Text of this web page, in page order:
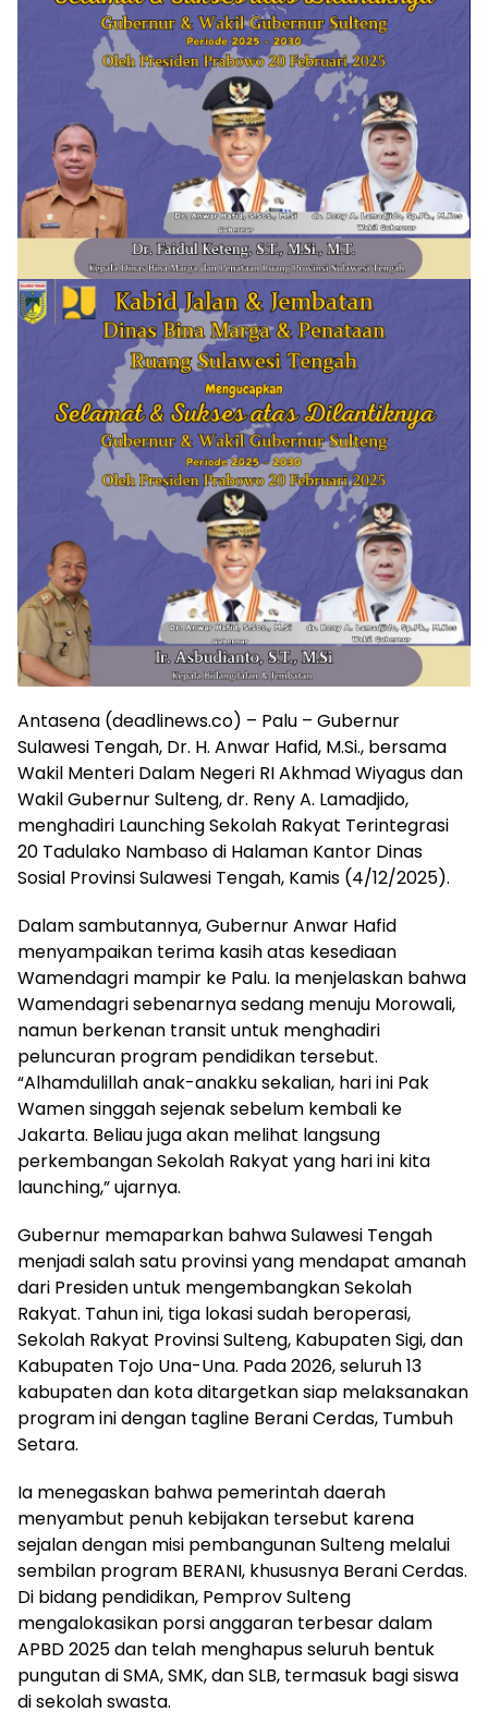
Antasena (deadlinews.co) – Palu – Gubernur
Sulawesi Tengah, Dr. H. Anwar Hafid, M.Si., bersama
Wakil Menteri Dalam Negeri RI Akhmad Wiyagus dan
Wakil Gubernur Sulteng, dr. Reny A. Lamadjido,
menghadiri Launching Sekolah Rakyat Terintegrasi
20 Tadulako Nambaso di Halaman Kantor Dinas
Sosial Provinsi Sulawesi Tengah, Kamis (4/12/2025).
Dalam sambutannya, Gubernur Anwar Hafid
menyampaikan terima kasih atas kesediaan
Wamendagri mampir ke Palu. Ia menjelaskan bahwa
Wamendagri sebenarnya sedang menuju Morowali,
namun berkenan transit untuk menghadiri
peluncuran program pendidikan tersebut.
“Alhamdulillah anak-anakku sekalian, hari ini Pak
Wamen singgah sejenak sebelum kembali ke
Jakarta. Beliau juga akan melihat langsung
perkembangan Sekolah Rakyat yang hari ini kita
launching,” ujarnya.
Gubernur memaparkan bahwa Sulawesi Tengah
menjadi salah satu provinsi yang mendapat amanah
dari Presiden untuk mengembangkan Sekolah
Rakyat. Tahun ini, tiga lokasi sudah beroperasi,
Sekolah Rakyat Provinsi Sulteng, Kabupaten Sigi, dan
Kabupaten Tojo Una-Una. Pada 2026, seluruh 13
kabupaten dan kota ditargetkan siap melaksanakan
program ini dengan tagline Berani Cerdas, Tumbuh
Setara.
Ia menegaskan bahwa pemerintah daerah
menyambut penuh kebijakan tersebut karena
sejalan dengan misi pembangunan Sulteng melalui
sembilan program BERANI, khususnya Berani Cerdas.
Di bidang pendidikan, Pemprov Sulteng
mengalokasikan porsi anggaran terbesar dalam
APBD 2025 dan telah menghapus seluruh bentuk
pungutan di SMA, SMK, dan SLB, termasuk bagi siswa
di sekolah swasta.